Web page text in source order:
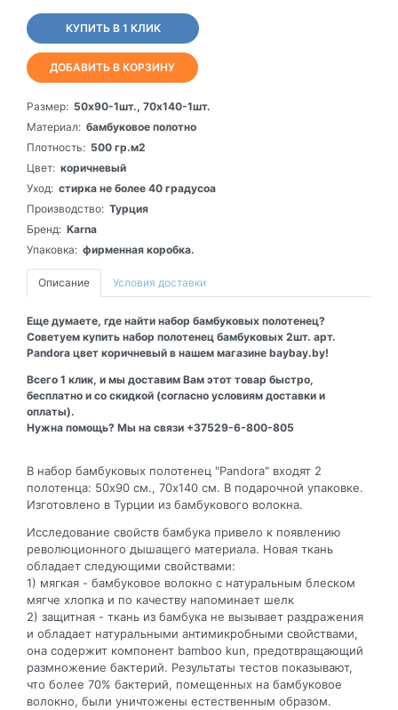
КУПИТЬ В 1 КЛИК
ДОБАВИТЬ В КОРЗИНУ
Размер: 50х90-1шт., 70х140-1шт.
Материал: бамбуковое полотно
Плотность: 500 гр.м2
Цвет: коричневый
Уход: стирка не более 40 градусоа
Производство: Турция
Бренд: Karna
Упаковка: фирменная коробка.
Описание Условия доставки
Еще думаете, где найти набор бамбуковых полотенец?
Советуем купить набор полотенец бамбуковых 2шт. арт.
Pandora цвет коричневый в нашем магазине baybay.by!
Всего 1 клик, и мы доставим Вам этот товар быстро,
бесплатно и со скидкой (согласно условиям доставки и
оплаты).
Нужна помощь? Мы на связи +37529-6-800-805
В набор бамбуковых полотенец "Pandora" входят 2
полотенца: 50х90 см., 70х140 см. В подарочной упаковке.
Изготовлено в Турции из бамбукового волокна.
Исследование свойств бамбука привело к появлению
революционного дышащего материала. Новая ткань
обладает следующими свойствами:
1) мягкая - бамбуковое волокно с натуральным блеском
мягче хлопка и по качеству напоминает шелк
2) защитная - ткань из бамбука не вызывает раздражения
и обладает натуральными антимикробными свойствами,
она содержит компонент bamboo kun, предотвращающий
размножение бактерий. Результаты тестов показывают,
что более 70% бактерий, помещенных на бамбуковое
волокно, были уничтожены естественным образом.